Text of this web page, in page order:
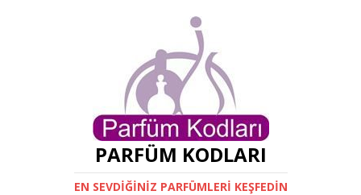
PARFÜM KODLARI
EN SEVDIĞINIZ PARFÜMLERI KEŞFEDIN